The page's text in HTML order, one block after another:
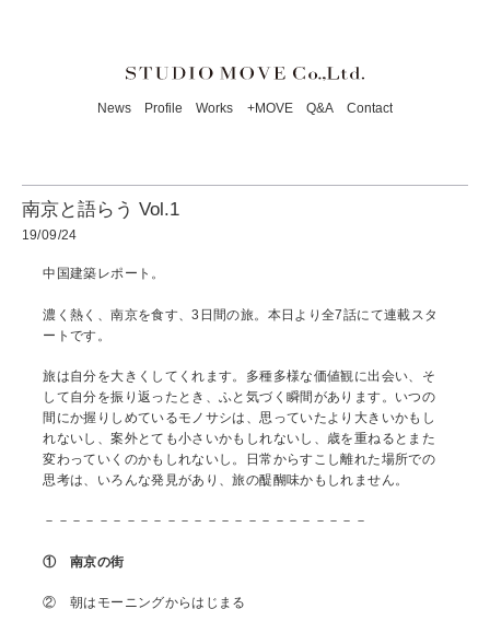
News Profile Works +MOVE Q&A Contact
南京と語らう Vol.1
19/09/24
中国建築レポート。
濃く熱く、南京を食す、3日間の旅。本日より全7話にて連載スタ
ートです。
旅は自分を大きくしてくれます。多種多様な価値観に出会い、そ
して自分を振り返ったとき、ふと気づく瞬間があります。いつの
間にか握りしめているモノサシは、思っていたより大きいかもし
れないし、案外とても小さいかもしれないし、歳を重ねるとまた
変わっていくのかもしれないし。日常からすこし離れた場所での
思考は、いろんな発見があり、旅の醍醐味かもしれません。
－－－－－－－－－－－－－－－－－－－－－－－－
① 南京の街
② 朝はモーニングからはじまる